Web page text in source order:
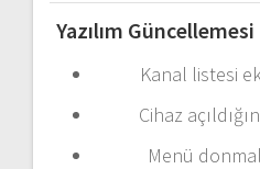
Yazılım Güncellemesi
Kanal listesi
Cihaz
Menü